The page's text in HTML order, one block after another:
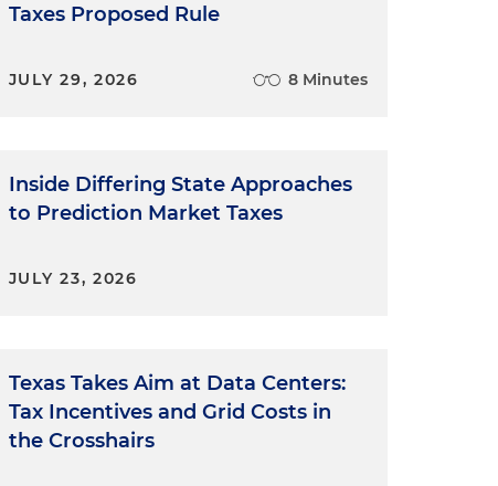
Taxes Proposed Rule
JULY 29, 2026 8 Minutes
Inside Differing State Approaches
to Prediction Market Taxes
JULY 23, 2026
Texas Takes Aim at Data Centers:
Tax Incentives and Grid Costs in
the Crosshairs